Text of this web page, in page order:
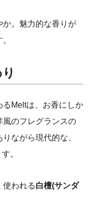
か。魅力的な香りが
るMeltは、お香にしか
風のフレグランスの
ながら現代的な、
。
使われる白檀(サンダ